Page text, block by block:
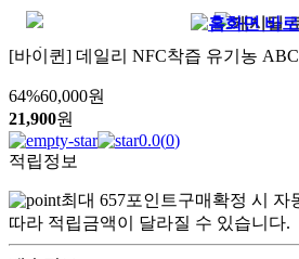
[바이퀸] 데일리 NFC착즙 유기농
64%60,000원
21,900원
0.0(0)
적립정보
최대 657포인트구매확정 시 자
따라 적립금액이 달라질 수 있습니다.